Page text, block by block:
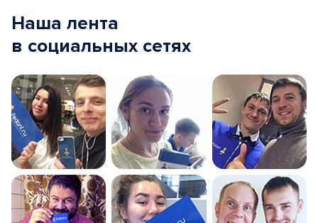
Наша лента
в социальных сетях